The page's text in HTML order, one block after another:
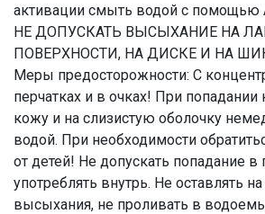
активации смыть водой с помощью
НЕ ДОПУСКАТЬ ВЫСЫХАНИЕ НА
ПОВЕРХНОСТИ, НА ДИСКЕ И НА
Меры предосторожности: С
перчатках и в очках! При попадании
кожу и на слизистую оболочку
водой. При необходимости
от детей! Не допускать попадание в
употреблять внутрь. Не оставлять
высыхания, не проливать в